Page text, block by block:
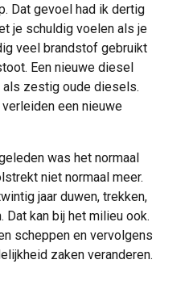
Dat gevoel had ik dertig
je schuldig voelen als je
veel brandstof gebruikt
Een nieuwe diesel
zestig oude diesels.
een nieuwe
was het normaal
niet normaal meer.
jaar duwen, trekken,
Dat kan bij het milieu ook.
scheppen en vervolgens
zaken veranderen.